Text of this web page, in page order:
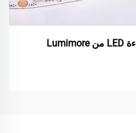
لماذا يجب اختيار شرائح الإضاءة LED من Lumimore